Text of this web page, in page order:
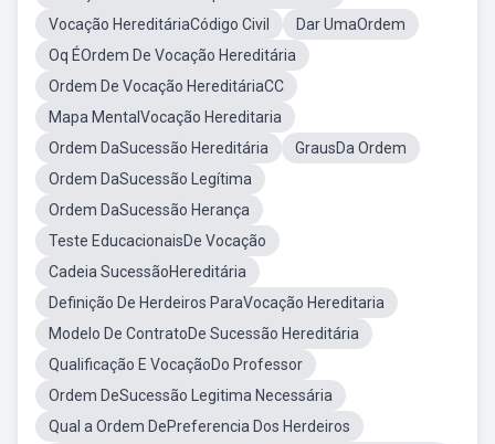
Vocação HereditáriaCódigo Civil
Dar UmaOrdem
Oq ÉOrdem De Vocação Hereditária
Ordem De Vocação HereditáriaCC
Mapa MentalVocação Hereditaria
Ordem DaSucessão Hereditária
GrausDa Ordem
Ordem DaSucessão Legítima
Ordem DaSucessão Herança
Teste EducacionaisDe Vocação
Cadeia SucessãoHereditária
Definição De Herdeiros ParaVocação Hereditaria
Modelo De ContratoDe Sucessão Hereditária
Qualificação E VocaçãoDo Professor
Ordem DeSucessão Legitima Necessária
Qual a Ordem DePreferencia Dos Herdeiros